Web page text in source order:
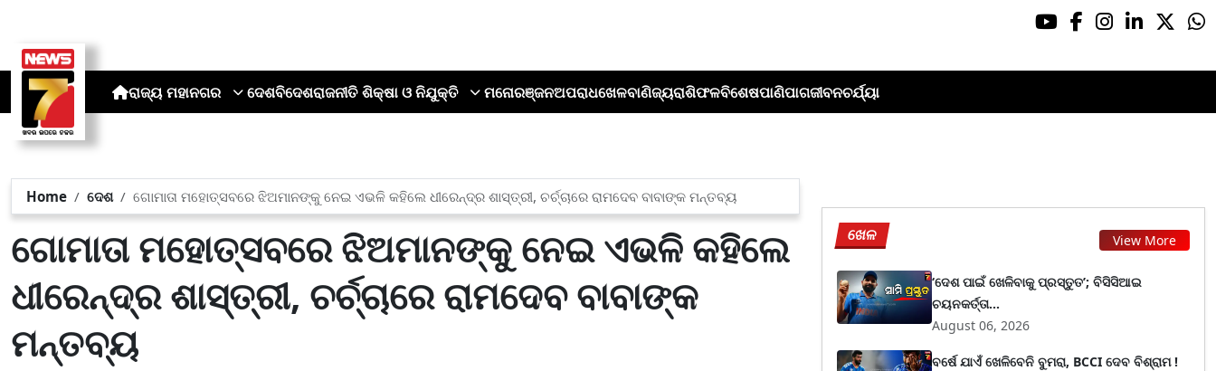
ରାଜ୍ୟ ମହାନଗର ଦେଶବିଦେଶରାଜନୀତି ଶିକ୍ଷା ଓ ନିଯୁକ୍ତି ମନୋରଞ୍ଜନଅପରାଧଖେଳବାଣିଜ୍ୟରାଶିଫଳବିଶେଷପାଣିପାଗଜୀବନଚର୍ଯ୍ୟା
Home ଦେଶ ଗୋମାତା ମହୋତ୍ସବରେ ଝିଅମାନଙ୍କୁ ନେଇ ଏଭଳି କହିଲେ ଧୀରେନ୍ଦ୍ର ଶାସ୍ତ୍ରୀ, ଚର୍ଚ୍ଚାରେ ରାମଦେବ ବାବାଙ୍କ ମନ୍ତବ୍ୟ
ଗୋମାତା ମହୋତ୍ସବରେ ଝିଅମାନଙ୍କୁ ନେଇ ଏଭଳି କହିଲେ
ଧୀରେନ୍ଦ୍ର ଶାସ୍ତ୍ରୀ, ଚର୍ଚ୍ଚାରେ ରାମଦେବ ବାବାଙ୍କ
ମନ୍ତବ୍ୟ
ଖେଳ View More
‘ଦେଶ ପାଇଁ ଖେଳିବାକୁ ପ୍ରସ୍ତୁତ’; ବିସିସିଆଇ
ଚୟନକର୍ତ୍ତା...
August 06, 2026
ବର୍ଷେ ଯାଏଁ ଖେଳିବେନି ବୁମରା, BCCI ଦେବ ବିଶ୍ରାମ !